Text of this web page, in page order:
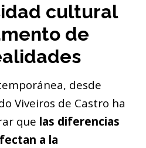
cultural
de
desde
Viveiros de Castro ha
que las diferencias
a la